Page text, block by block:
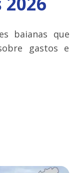
baianas que
gastos e